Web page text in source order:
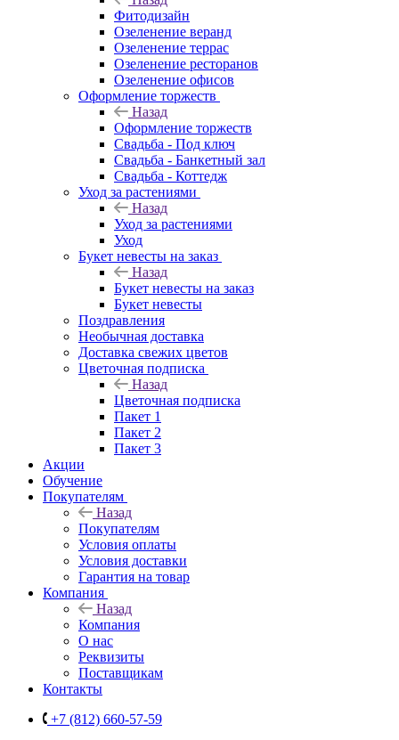
Фитодизайн
Озеленение веранд
Озеленение террас
Озеленение ресторанов
Озеленение офисов
Оформление торжеств
Назад
Оформление торжеств
Свадьба - Под ключ
Свадьба - Банкетный зал
Свадьба - Коттедж
Уход за растениями
Назад
Уход за растениями
Уход
Букет невесты на заказ
Назад
Букет невесты на заказ
Букет невесты
Поздравления
Необычная доставка
Доставка свежих цветов
Цветочная подписка
Назад
Цветочная подписка
Пакет 1
Пакет 2
Пакет 3
Акции
Обучение
Покупателям
Назад
Покупателям
Условия оплаты
Условия доставки
Гарантия на товар
Компания
Назад
Компания
О нас
Реквизиты
Поставщикам
Контакты
+7 (812) 660-57-59